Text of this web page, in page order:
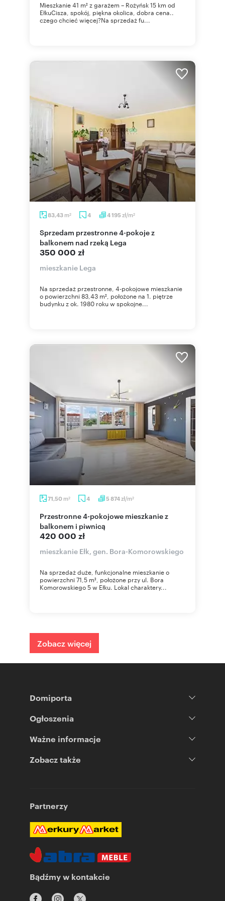
Mieszkanie 41 m² z garażem – Rożyńsk 15 km od
EłkuCisza, spokój, piękna okolica, dobra cena..
czego chcieć więcej?Na sprzedaż fu...
83,43 m2 4 4 195 zł/m2
Sprzedam przestronne 4-pokoje z
balkonem nad rzeką Lega
350 000 zł
mieszkanie Lega
Na sprzedaż przestronne, 4-pokojowe mieszkanie
o powierzchni 83,43 m², położone na 1. piętrze
budynku z ok. 1980 roku w spokojne...
71,50 m2 4 5 874zł/m2
Przestronne 4-pokojowe mieszkanie z
balkonem i piwnicą
420 000 zł
mieszkanie Ełk, gen. Bora-Komorowskiego
Na sprzedaż duże, funkcjonalne mieszkanie o
powierzchni 71,5 m², położone przy ul. Bora
Komorowskiego 5 w Ełku. Lokal charaktery...
Zobacz więcej
Domiporta
Ogłoszenia
Ważne informacje
Zobacz także
Partnerzy
Bądźmy w kontakcie